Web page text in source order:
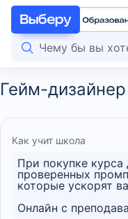
Гейм-дизайнер
Как учит школа
При покупке
проверенных
которые ускорят
Онлайн с